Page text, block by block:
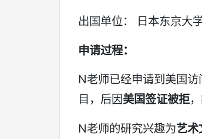
出国单位： 日本东京大
申请过程：
N老师已经申请到美国
目，后因美国签证被拒
N老师的研究兴趣为艺术